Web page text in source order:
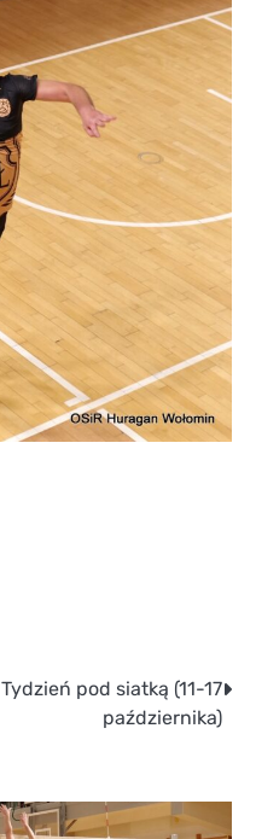
Tydzień pod siatką (11-17
października)